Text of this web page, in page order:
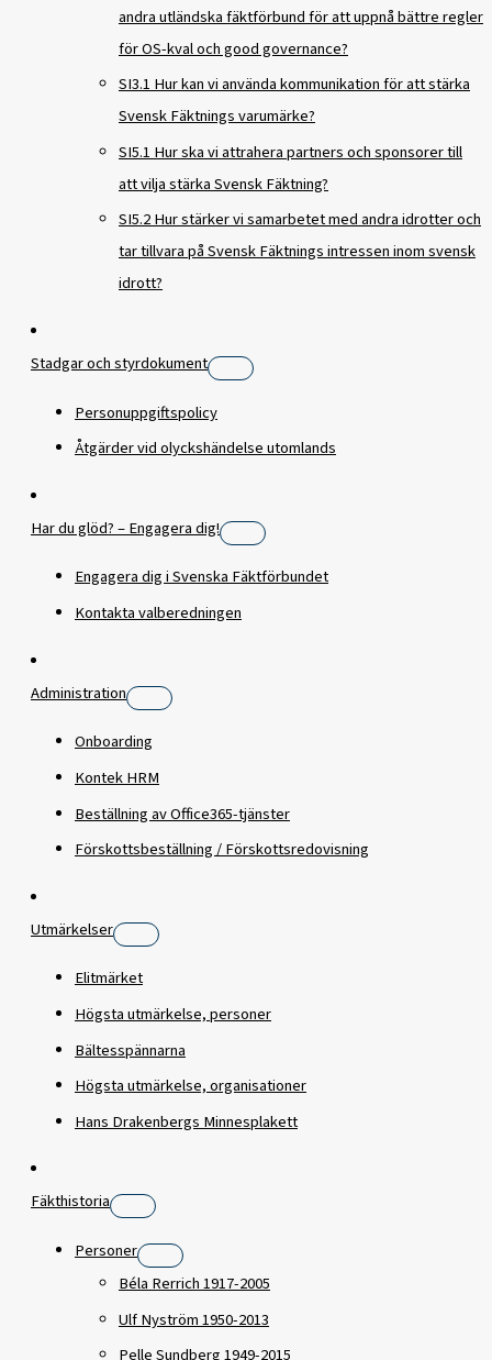
andra utländska fäktförbund för att uppnå bättre regler
för OS-kval och good governance?
SI3.1 Hur kan vi använda kommunikation för att stärka
Svensk Fäktnings varumärke?
SI5.1 Hur ska vi attrahera partners och sponsorer till
att vilja stärka Svensk Fäktning?
SI5.2 Hur stärker vi samarbetet med andra idrotter och
tar tillvara på Svensk Fäktnings intressen inom svensk
idrott?
Stadgar och styrdokument
Personuppgiftspolicy
Åtgärder vid olyckshändelse utomlands
Har du glöd? – Engagera dig!
Engagera dig i Svenska Fäktförbundet
Kontakta valberedningen
Administration
Onboarding
Kontek HRM
Beställning av Office365-tjänster
Förskottsbeställning / Förskottsredovisning
Utmärkelser
Elitmärket
Högsta utmärkelse, personer
Bältesspännarna
Högsta utmärkelse, organisationer
Hans Drakenbergs Minnesplakett
Fäkthistoria
Personer
Béla Rerrich 1917-2005
Ulf Nyström 1950-2013
Pelle Sundberg 1949-2015